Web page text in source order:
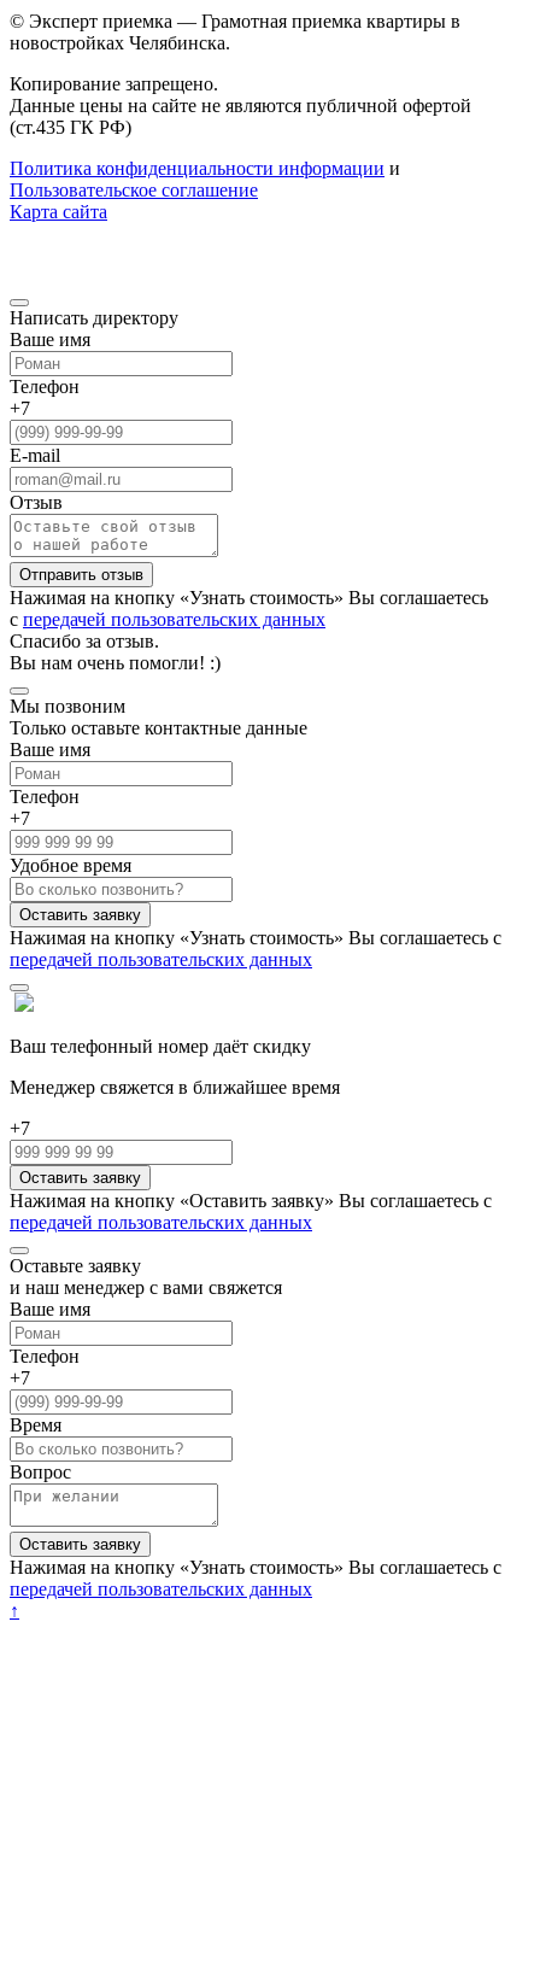
© Эксперт приемка — Грамотная приемка квартиры в
новостройках Челябинска.
Копирование запрещено.
Данные цены на сайте не являются публичной офертой
(ст.435 ГК РФ)
Политика конфиденциальности информации и
Пользовательское соглашение
Карта сайта
Написать директору
Ваше имя
Телефон
+7
E-mail
Отзыв
Нажимая на кнопку «Узнать стоимость» Вы соглашаетесь
с передачей пользовательских данных
Спасибо за отзыв.
Вы нам очень помогли! :)
Мы позвоним
Только оставьте контактные данные
Ваше имя
Телефон
+7
Удобное время
Нажимая на кнопку «Узнать стоимость» Вы соглашаетесь с
передачей пользовательских данных
Ваш телефонный номер даёт скидку
Менеджер свяжется в ближайшее время
+7
Нажимая на кнопку «Оставить заявку» Вы соглашаетесь с
передачей пользовательских данных
Оставьте заявку
и наш менеджер с вами свяжется
Ваше имя
Телефон
+7
Время
Вопрос
Нажимая на кнопку «Узнать стоимость» Вы соглашаетесь с
передачей пользовательских данных
↑